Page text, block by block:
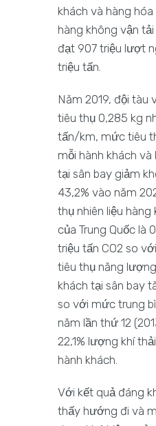
khách và hàng
hàng không vận
đạt 907 triệu lượt
triệu tấn.
Năm 2019, đội tàu
tiêu thụ 0,285 kg
tấn/km, mức tiêu
mỗi hành khách và
tại sân bay giảm
43,2% vào năm
thụ nhiên liệu hàng
của Trung Quốc là
triệu tấn CO2 so
tiêu thụ năng
khách tại sân bay
so với mức trung
năm lần thứ 12
22,1% lượng khí
hành khách.
Với kết quả đáng
thấy hướng đi và